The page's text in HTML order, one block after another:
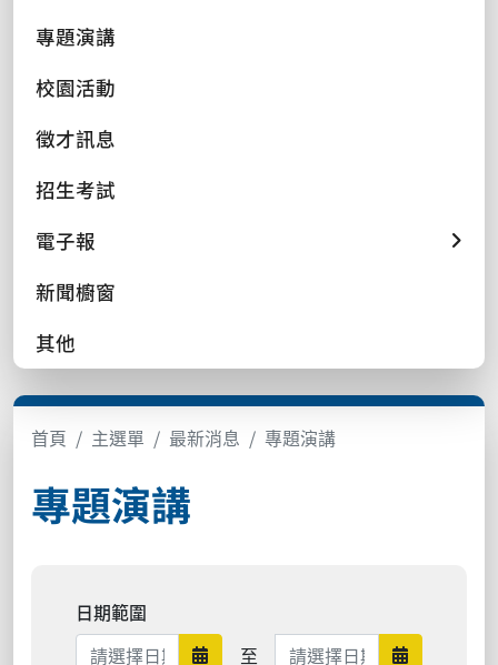
專題演講
校園活動
徵才訊息
招生考試
電子報
新聞櫥窗
其他
首頁 主選單 最新消息 專題演講
專題演講
日期範圍
日期範圍開始
至 日期範圍結束 日期範圍